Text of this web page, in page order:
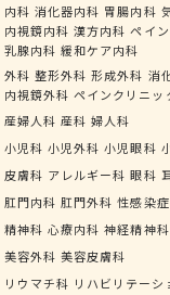
内科 消化器内科 胃腸内科
内視鏡内科 漢方内科 ペイ
乳腺内科 緩和ケア内科
外科 整形外科 形成外科 消
内視鏡外科 ペインクリニッ
産婦人科 産科 婦人科
小児科 小児外科 小児眼科
皮膚科 アレルギー科 眼科
肛門内科 肛門外科 性感染
精神科 心療内科 神経精神科
美容外科 美容皮膚科
リウマチ科 リハビリテーシ